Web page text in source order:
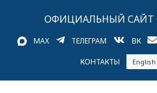
ОФИЦИАЛЬНЫЙ САЙТ
MAX ТЕЛЕГРАМ ВК
КОНТАКТЫ